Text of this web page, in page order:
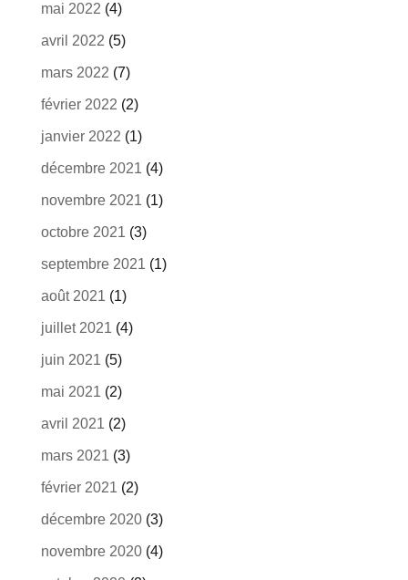
mai 2022 (4)
avril 2022 (5)
mars 2022 (7)
février 2022 (2)
janvier 2022 (1)
décembre 2021 (4)
novembre 2021 (1)
octobre 2021 (3)
septembre 2021 (1)
août 2021 (1)
juillet 2021 (4)
juin 2021 (5)
mai 2021 (2)
avril 2021 (2)
mars 2021 (3)
février 2021 (2)
décembre 2020(3)
novembre 2020(4)